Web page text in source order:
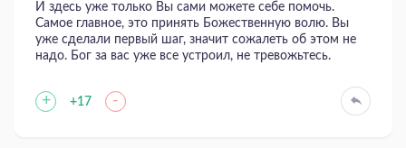
И здесь уже только Вы сами можете себе помочь.
Самое главное, это принять Божественную волю. Вы
уже сделали первый шаг, значит сожалеть об этом не
надо. Бог за вас уже все устроил, не тревожьтесь.
+ +17 -